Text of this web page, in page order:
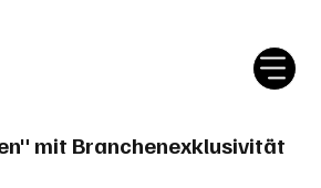
mit Branchenexklusivität